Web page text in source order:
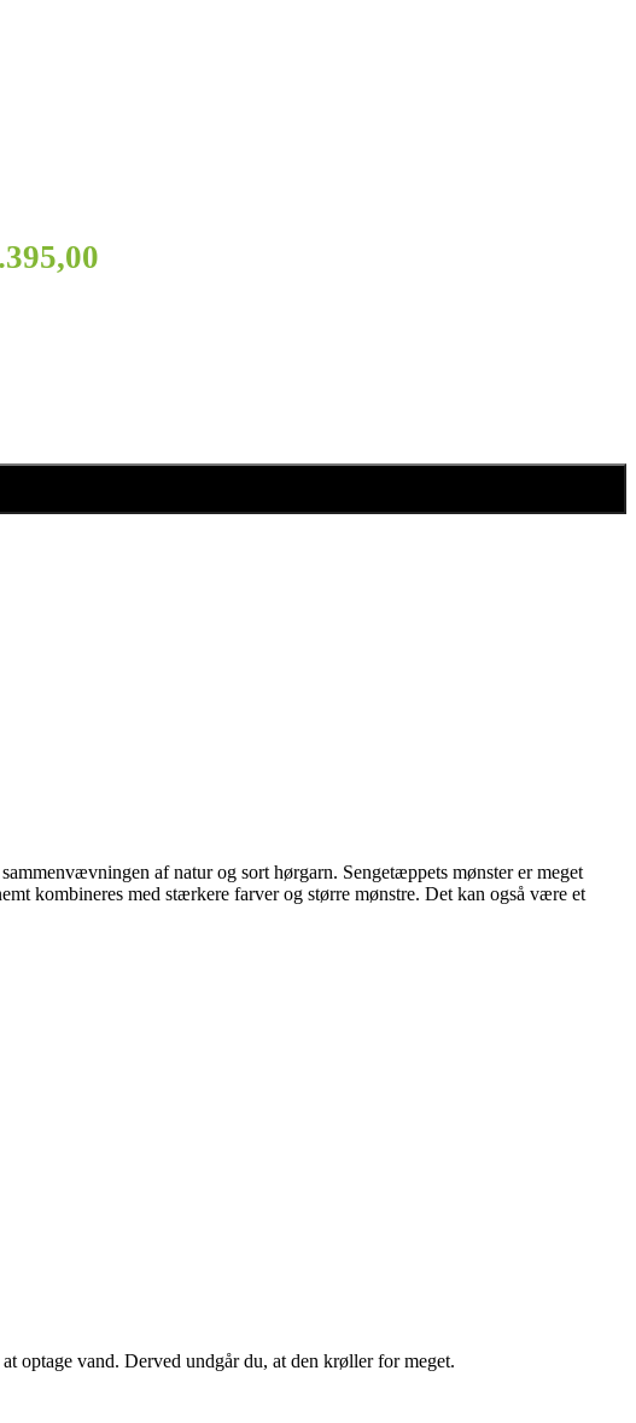
af natur og sort hørgarn. Sengetæppets mønster er meget
kombineres med stærkere farver og større mønstre. Det kan også være et
optage vand. Derved undgår du, at den krøller for meget.